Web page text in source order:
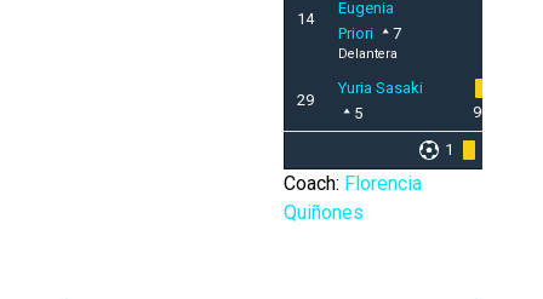
14
Eugenia
Priori
7
Delantera
29
Yuria Sasaki
5
90'
1
Coach: Florencia
Quiñones